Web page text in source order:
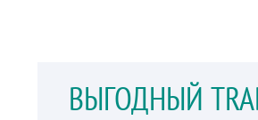
ВЫГОДНЫЙ